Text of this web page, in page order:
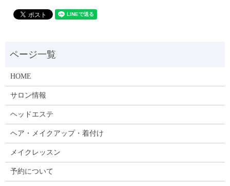
HOME
サロン情報
ヘッドエステ
ヘア・メイクアップ・着付け
メイクレッスン
予約について